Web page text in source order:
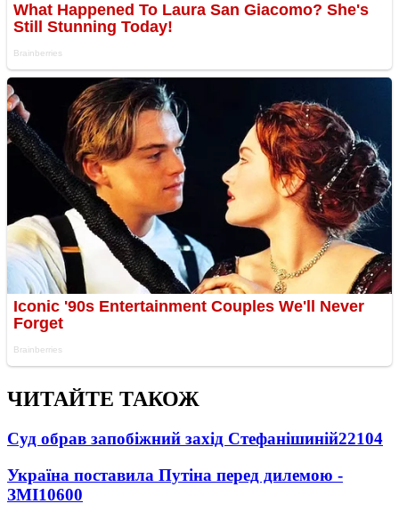
ЧИТАЙТЕ ТАКОЖ
Суд обрав запобіжний захід Стефанішиній22104
Україна поставила Путіна перед дилемою -
ЗМІ10600